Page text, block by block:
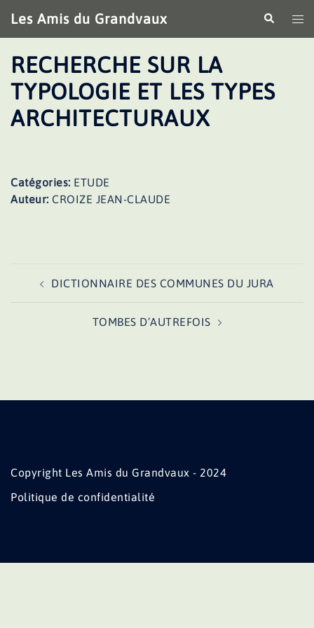
au
contenu
Les Amis du Grandvaux
le
RECHERCHE SUR LA
TYPOLOGIE ET LES TYPES
ARCHITECTURAUX
Catégories: ETUDE
Auteur: CROIZE JEAN-CLAUDE
d’articleDICTIONNAIRE DES COMMUNES DU JURA
TOMBES D’AUTREFOIS
Copyright Les Amis du Grandvaux - 2024
Politique de confidentialité